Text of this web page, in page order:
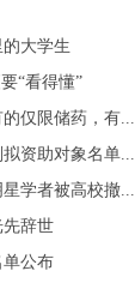
大学生
“看得懂”
仅限储药，有...
资助对象名单...
学者被高校撤...
辞世
公布